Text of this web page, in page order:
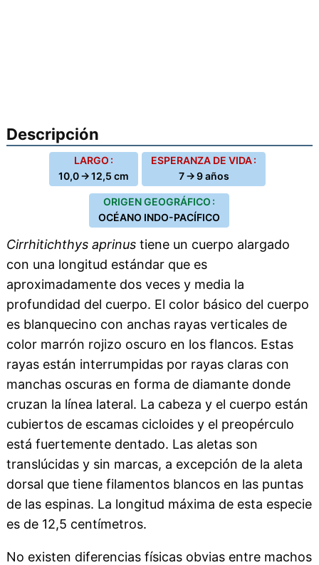
Descripción
LARGO :
10,0 → 12,5 cm
ESPERANZA DE VIDA :
7 → 9 años
ORIGEN GEOGRÁFICO :
OCÉANO INDO-PACÍFICO
Cirrhitichthys aprinustiene un cuerpo alargado
con una longitud estándar que es
aproximadamente dos veces y media la
profundidad del cuerpo. El color básico del cuerpo
es blanquecino con anchas rayas verticales de
color marrón rojizo oscuro en los flancos. Estas
rayas están interrumpidas por rayas claras con
manchas oscuras en forma de diamante donde
cruzan la línea lateral. La cabeza y el cuerpo están
cubiertos de escamas cicloides y el preopérculo
está fuertemente dentado. Las aletas son
translúcidas y sin marcas, a excepción de la aleta
dorsal que tiene filamentos blancos en las puntas
de las espinas. La longitud máxima de esta especie
es de 12,5 centímetros.
No existen diferencias físicas obvias entre machos